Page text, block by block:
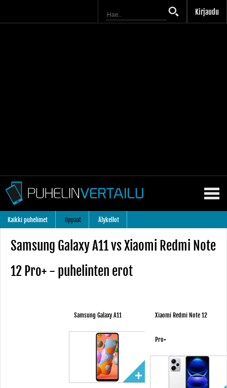
Kirjaudu
Kaikki puhelimet Oppaat Älykellot
Samsung Galaxy A11 vs Xiaomi Redmi Note
12 Pro+ - puhelinten erot
Samsung Galaxy A11 Xiaomi Redmi Note 12
Pro+